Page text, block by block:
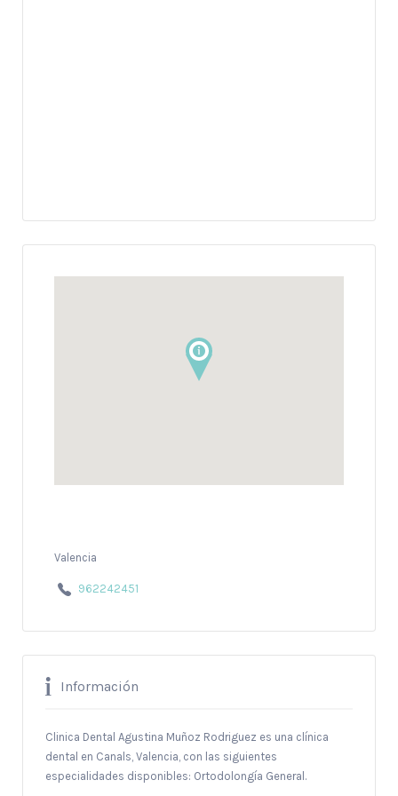
Valencia
962242451
Información
Clinica Dental Agustina Muñoz Rodriguez es una clínica
dental en Canals, Valencia, con las siguientes
especialidades disponibles: Ortodolongía General.